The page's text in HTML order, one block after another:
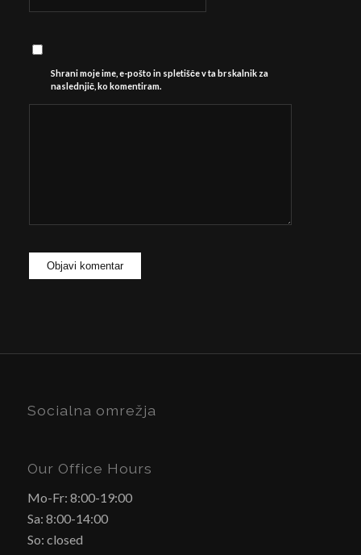
Shrani moje ime, e-pošto in spletišče v ta brskalnik za
naslednjič, ko komentiram.
Socialna omrežja
Our Office Hours
Mo-Fr: 8:00-19:00
Sa: 8:00-14:00
So: closed